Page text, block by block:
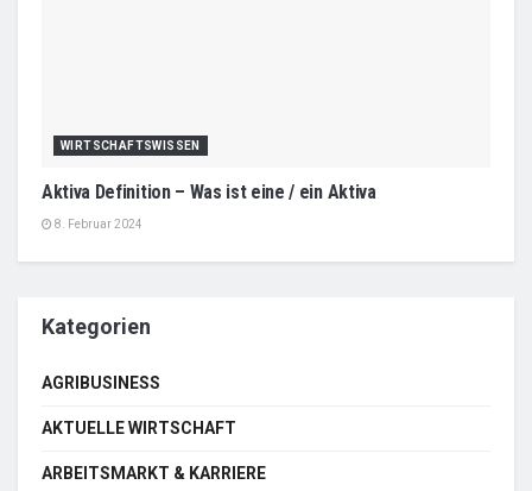
WIRTSCHAFTSWISSEN
Aktiva Definition – Was ist eine / ein Aktiva
8. Februar 2024
Kategorien
AGRIBUSINESS
AKTUELLE WIRTSCHAFT
ARBEITSMARKT & KARRIERE